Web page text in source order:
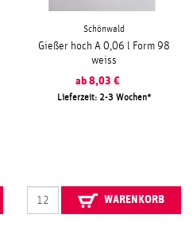
Schönwald
Gießer hoch A 0,06 l Form 98
weiss
ab 8,03 €
Lieferzeit: 2-3 Wochen
WARENKORB